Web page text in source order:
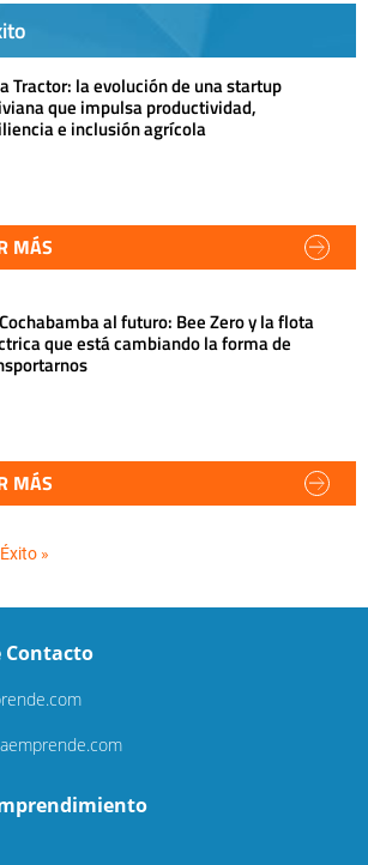
Tractor: la evolución de una startup
que impulsa productividad,
e inclusión agrícola
MÁS
al futuro: Bee Zero y la flota
que está cambiando la forma de
MÁS
»
Contacto